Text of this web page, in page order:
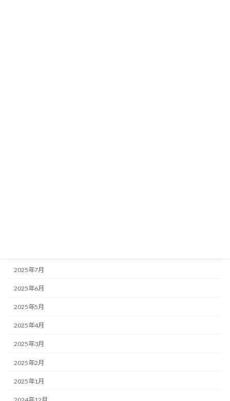
2025年7月
2025年6月
2025年5月
2025年4月
2025年3月
2025年2月
2025年1月